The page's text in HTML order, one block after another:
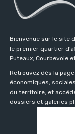
Bienvenue sur le site
le premier quartier
Puteaux, Courbevoie
Retrouvez dès la
économiques,
du territoire, et
dossiers et galeries